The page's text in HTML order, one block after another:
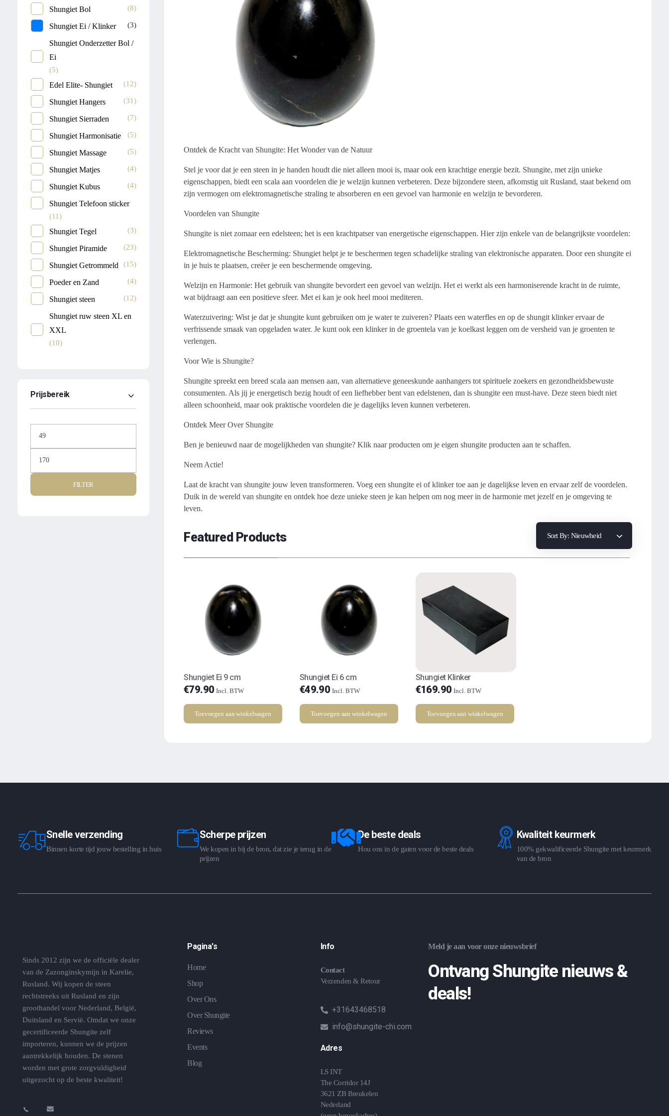
Ontdek de Kracht van Shungite: Het Wonder van de Natuur
Stel je voor dat je een steen in je handen houdt die niet alleen mooi is, maar ook een krachtige energie bezit. Shungite, met zijn unieke
eigenschappen, biedt een scala aan voordelen die je welzijn kunnen verbeteren. Deze bijzondere steen, afkomstig uit Rusland, staat bekend om
zijn vermogen om elektromagnetische straling te absorberen en een gevoel van harmonie en welzijn te bevorderen.
Voordelen van Shungite
Shungite is niet zomaar een edelsteen; het is een krachtpatser van energetische eigenschappen. Hier zijn enkele van de belangrijkste voordelen:
Elektromagnetische Bescherming: Shungiet helpt je te beschermen tegen schadelijke straling van elektronische apparaten. Door een shungite ei
in je huis te plaatsen, creëer je een beschermende omgeving.
Welzijn en Harmonie: Het gebruik van shungite bevordert een gevoel van welzijn. Het ei werkt als een harmoniserende kracht in de ruimte,
wat bijdraagt aan een positieve sfeer. Met ei kan je ook heel mooi mediteren.
Waterzuivering: Wist je dat je shungite kunt gebruiken om je water te zuiveren? Plaats een waterfles en op de shungit klinker ervaar de
verfrissende smaak van opgeladen water. Je kunt ook een klinker in de groentela van je koelkast leggen om de versheid van je groenten te
verlengen.
Voor Wie is Shungite?
Shungite spreekt een breed scala aan mensen aan, van alternatieve geneeskunde aanhangers tot spirituele zoekers en gezondheidsbewuste
consumenten. Als jij je energetisch bezig houdt of een liefhebber bent van edelstenen, dan is shungite een must-have. Deze steen biedt niet
alleen schoonheid, maar ook praktische voordelen die je dagelijks leven kunnen verbeteren.
Ontdek Meer Over Shungite
Ben je benieuwd naar de mogelijkheden van shungite? Klik naar producten om je eigen shungite producten aan te schaffen.
Neem Actie!
Laat de kracht van shungite jouw leven transformeren. Voeg een shungite ei of klinker toe aan je dagelijkse leven en ervaar zelf de voordelen.
Duik in de wereld van shungite en ontdek hoe deze unieke steen je kan helpen om nog meer in de harmonie met jezelf en je omgeving te
leven.
Featured Products Sort By: Nieuwheid
Shungiet Ei 9 cm
€79.90 Incl. BTW
Toevoegen aan winkelwagen
Shungiet Ei 6 cm
€49.90 Incl. BTW
Toevoegen aan winkelwagen
Shungiet Klinker
€169.90 Incl. BTW
Toevoegen aan winkelwagen
Shungiet Bol (8)
Shungiet Ei / Klinker (3)
Shungiet Onderzetter Bol /
Ei
(5)
Edel Elite- Shungiet (12)
Shungiet Hangers (31)
Shungiet Sierraden (7)
Shungiet Harmonisatie (5)
Shungiet Massage (5)
Shungiet Matjes (4)
Shungiet Kubus (4)
Shungiet Telefoon sticker
(11)
Shungiet Tegel (3)
Shungiet Piramide (23)
Shungiet Getrommeld (15)
Poeder en Zand (4)
Shungiet steen (12)
Shungiet ruw steen XL en
XXL
(10)
Prijsbereik
FILTER
Snelle verzending
Binnen korte tijd jouw bestelling in huis
Scherpe prijzen
We kopen in bij de bron, dat zie je terug in de
prijzen
De beste deals
Hou ons in de gaten voor de beste deals
Kwaliteit keurmerk
100% gekwalificeerde Shungite met keurmerk
van de bron
Sinds 2012 zijn we de officiële dealer
van de Zazonginskymijn in Karelie,
Rusland. Wij kopen de steen
rechtstreeks uit Rusland en zijn
groothandel voor Nederland, België,
Duitsland en Servië. Omdat we onze
gecertificeerde Shungite zelf
importeren, kunnen we de prijzen
aantrekkelijk houden. De stenen
worden met grote zorgvuldigheid
uitgezocht op de beste kwaliteit!
Pagina's
Home
Shop
Over Ons
Over Shungite
Reviews
Events
Blog
Info
Contact
Verzenden & Retour
+31643468518
info@shungite-chi.com
Adres
LS INT
The Corridor 14J
3621 ZB Breukelen
Nederland
Meld je aan voor onze nieuwsbrief
Ontvang Shungite nieuws &
deals!